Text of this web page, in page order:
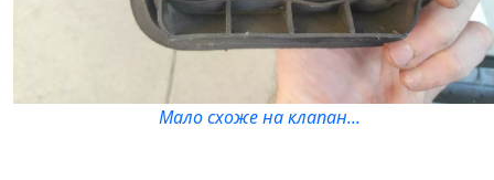
Мало схоже на клапан...